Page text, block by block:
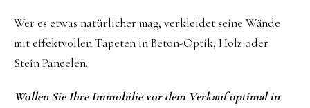
Wer es etwas natürlicher mag, verkleidet seine Wände
mit effektvollen Tapeten in Beton-Optik, Holz oder
Stein Paneelen.
Wollen Sie Ihre Immobilie vor dem Verkauf optimal in